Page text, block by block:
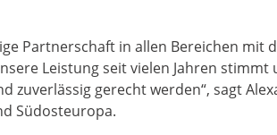
Partnerschaft in allen Bereichen mit
Leistung seit vielen Jahren stimmt
zuverlässig gerecht werden“, sagt
Südosteuropa.